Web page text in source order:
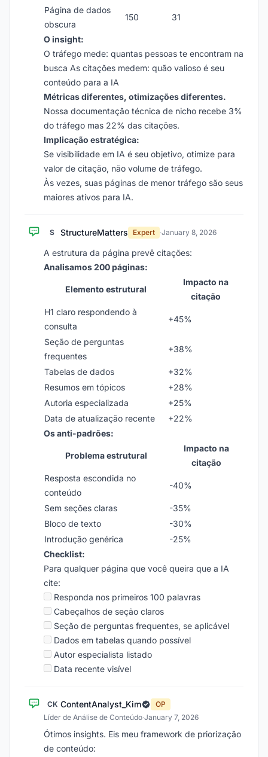
Página de dados
obscura
150 31
O insight:
O tráfego mede: quantas pessoas te encontram na
busca As citações medem: quão valioso é seu
conteúdo para a IA
Métricas diferentes, otimizações diferentes.
Nossa documentação técnica de nicho recebe 3%
do tráfego mas 22% das citações.
Implicação estratégica:
Se visibilidade em IA é seu objetivo, otimize para
valor de citação, não volume de tráfego.
Às vezes, suas páginas de menor tráfego são seus
maiores ativos para IA.
S StructureMatters Expert ·January 8, 2026
A estrutura da página prevê citações:
Analisamos 200 páginas:
Elemento estrutural
Impacto na
citação
H1 claro respondendo à
consulta
+45%
Seção de perguntas
frequentes
+38%
Tabelas de dados
+32%
Resumos em tópicos
+28%
Autoria especializada
+25%
Data de atualização recente
+22%
Os anti-padrões:
Problema estrutural
Impacto na
citação
Resposta escondida no
conteúdo
-40%
Sem seções claras
-35%
Bloco de texto
-30%
Introdução genérica
-25%
Checklist:
Para qualquer página que você queira que a IA
cite:
Responda nos primeiros 100 palavras
Cabeçalhos de seção claros
Seção de perguntas frequentes, se aplicável
Dados em tabelas quando possível
Autor especialista listado
Data recente visível
CK ContentAnalyst_Kim
OP
Líder de Análise de Conteúdo·January 7, 2026
Ótimos insights. Eis meu framework de priorização
de conteúdo: